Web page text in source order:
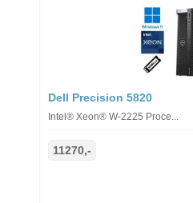
Dell Precision 5820
Intel® Xeon® W-2225 Proce...
11270,-